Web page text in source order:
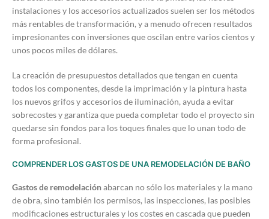
instalaciones y los accesorios actualizados suelen ser los métodos
más rentables de transformación, y a menudo ofrecen resultados
impresionantes con inversiones que oscilan entre varios cientos y
unos pocos miles de dólares.
La creación de presupuestos detallados que tengan en cuenta
todos los componentes, desde la imprimación y la pintura hasta
los nuevos grifos y accesorios de iluminación, ayuda a evitar
sobrecostes y garantiza que pueda completar todo el proyecto sin
quedarse sin fondos para los toques finales que lo unan todo de
forma profesional.
COMPRENDER LOS GASTOS DE UNA REMODELACIÓN DE BAÑO
Gastos de remodelaciónabarcan no sólo los materiales y la mano
de obra, sino también los permisos, las inspecciones, las posibles
modificaciones estructurales y los costes en cascada que pueden